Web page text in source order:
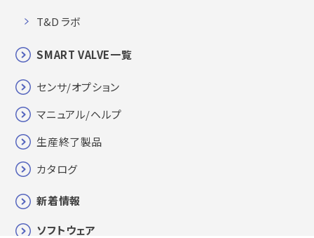
T&D ラボ
SMART VALVE一覧
センサ/オプション
マニュアル/ヘルプ
生産終了製品
カタログ
新着情報
ソフトウェア